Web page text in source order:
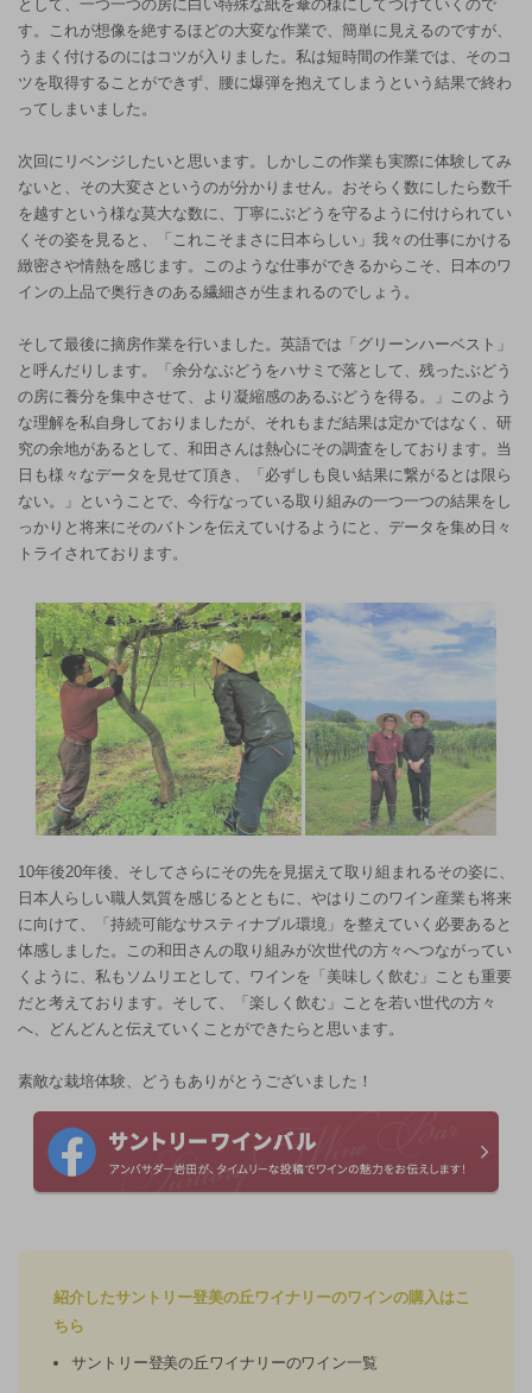
として、一つ一つの房に白い特殊な紙を傘の様にしてつけていくので
す。これが想像を絶するほどの大変な作業で、簡単に見えるのですが、
うまく付けるのにはコツが入りました。私は短時間の作業では、そのコ
ツを取得することができず、腰に爆弾を抱えてしまうという結果で終わ
ってしまいました。
次回にリベンジしたいと思います。しかしこの作業も実際に体験してみ
ないと、その大変さというのが分かりません。おそらく数にしたら数千
を越すという様な莫大な数に、丁寧にぶどうを守るように付けられてい
くその姿を見ると、「これこそまさに日本らしい」我々の仕事にかける
緻密さや情熱を感じます。このような仕事ができるからこそ、日本のワ
インの上品で奥行きのある繊細さが生まれるのでしょう。
そして最後に摘房作業を行いました。英語では「グリーンハーベスト」
と呼んだりします。「余分なぶどうをハサミで落として、残ったぶどう
の房に養分を集中させて、より凝縮感のあるぶどうを得る。」このよう
な理解を私自身しておりましたが、それもまだ結果は定かではなく、研
究の余地があるとして、和田さんは熱心にその調査をしております。当
日も様々なデータを見せて頂き、「必ずしも良い結果に繋がるとは限ら
ない。」ということで、今行なっている取り組みの一つ一つの結果をし
っかりと将来にそのバトンを伝えていけるようにと、データを集め日々
トライされております。
10年後20年後、そしてさらにその先を見据えて取り組まれるその姿に、
日本人らしい職人気質を感じるとともに、やはりこのワイン産業も将来
に向けて、「持続可能なサスティナブル環境」を整えていく必要あると
体感しました。この和田さんの取り組みが次世代の方々へつながってい
くように、私もソムリエとして、ワインを「美味しく飲む」ことも重要
だと考えております。そして、「楽しく飲む」ことを若い世代の方々
へ、どんどんと伝えていくことができたらと思います。
素敵な栽培体験、どうもありがとうございました！
紹介したサントリー登美の丘ワイナリーのワインの購入はこ
ちら
サントリー登美の丘ワイナリーのワイン一覧